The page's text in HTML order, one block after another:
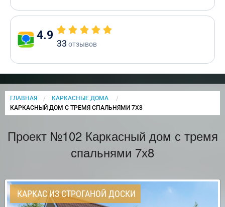
4.9
33 отзывов
ГЛАВНАЯ
КАРКАСНЫЕ ДОМА
CURRENT:
КАРКАСНЫЙ ДОМ С ТРЕМЯ СПАЛЬНЯМИ 7Х8
Проект №102 Каркасный дом с тремя
спальнями 7х8
КАРКАС ИЗ СТРОГАНОЙ ДОСКИ